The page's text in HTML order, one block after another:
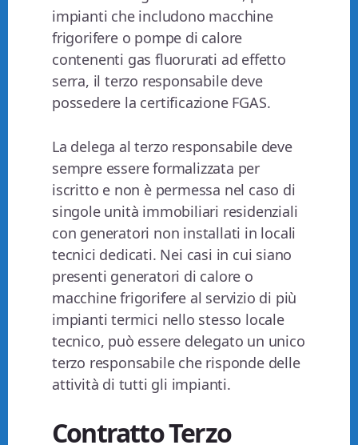
impianti che includono macchine
frigorifere o pompe di calore
contenenti gas fluorurati ad effetto
serra, il terzo responsabile deve
possedere la certificazione FGAS.
La delega al terzo responsabile deve
sempre essere formalizzata per
iscritto e non è permessa nel caso di
singole unità immobiliari residenziali
con generatori non installati in locali
tecnici dedicati. Nei casi in cui siano
presenti generatori di calore o
macchine frigorifere al servizio di più
impianti termici nello stesso locale
tecnico, può essere delegato un unico
terzo responsabile che risponde delle
attività di tutti gli impianti.
Contratto Terzo